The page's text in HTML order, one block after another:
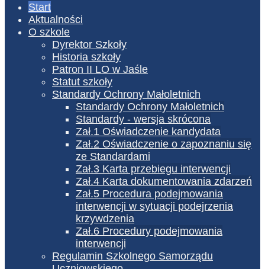
Start
Aktualności
O szkole
Dyrektor Szkoły
Historia szkoły
Patron II LO w Jaśle
Statut szkoły
Standardy Ochrony Małoletnich
Standardy Ochrony Małoletnich
Standardy - wersja skrócona
Zał.1 Oświadczenie kandydata
Zał.2 Oświadczenie o zapoznaniu się
ze Standardami
Zał.3 Karta przebiegu interwencji
Zał.4 Karta dokumentowania zdarzeń
Zał.5 Procedura podejmowania
interwencji w sytuacji podejrzenia
krzywdzenia
Zał.6 Procedury podejmowania
interwencji
Regulamin Szkolnego Samorządu